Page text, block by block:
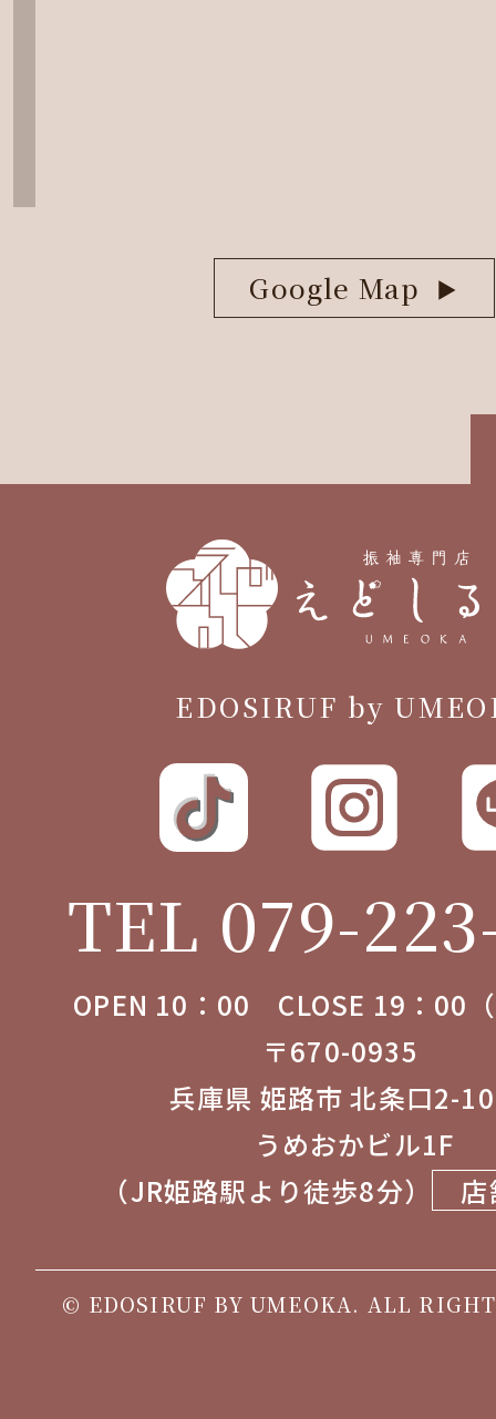
Google Map
EDOSIRUF by
TEL 079-
OPEN 10：00 CLOSE 19：00
〒670-0935
兵庫県 姫路市 北条口
うめおかビル1F
（JR姫路駅より徒歩8分）
© EDOSIRUF BY UMEOKA. ALL